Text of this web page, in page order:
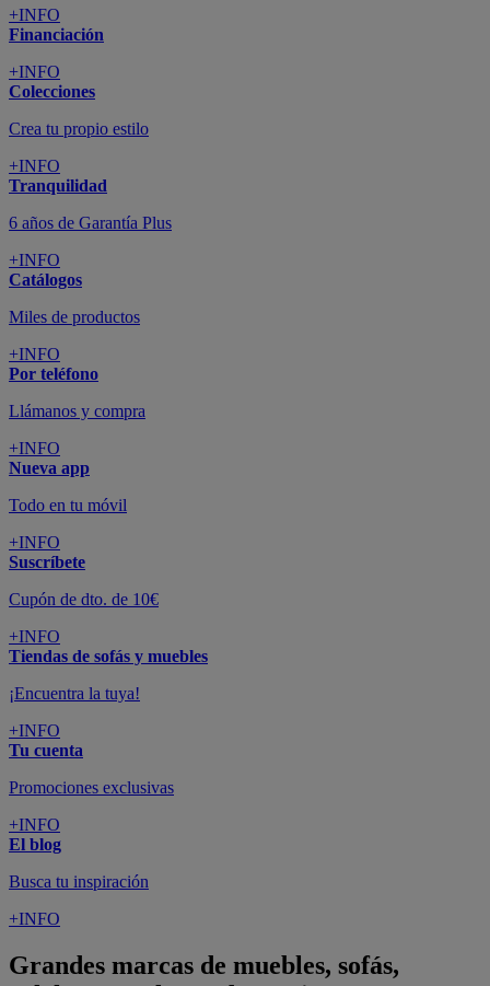
+INFO
Financiación
+INFO
Colecciones
Crea tu propio estilo
+INFO
Tranquilidad
6 años de Garantía Plus
+INFO
Catálogos
Miles de productos
+INFO
Por teléfono
Llámanos y compra
+INFO
Nueva app
Todo en tu móvil
+INFO
Suscríbete
Cupón de dto. de 10€
+INFO
Tiendas de sofás y muebles
¡Encuentra la tuya!
+INFO
Tu cuenta
Promociones exclusivas
+INFO
El blog
Busca tu inspiración
+INFO
Grandes marcas de muebles, sofás,